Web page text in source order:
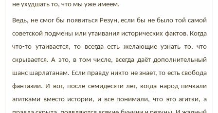
не ухудшать то, что мы уже имеем.
Ведь, не смог бы появиться Резун, если бы не было той самой
советской подмены или утаивания исторических фактов. Когда
что-то утаивается, то всегда есть желающие узнать то, что
скрывается. А это, в том числе, всегда даёт дополнительный
шанс шарлатанам. Если правду никто не знает, то есть свобода
фантазии. И вот, после семидесяти лет, когда народ пичкали
агитками вместо истории, и все понимали, что это агитки, а